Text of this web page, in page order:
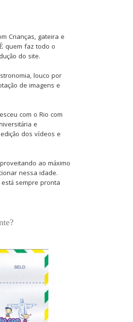
Crianças, gateira e
quem faz todo o
do site.
louco por
de imagens e
com o Rio com
e
dos vídeos e
ao máximo
nessa idade.
sempre pronta